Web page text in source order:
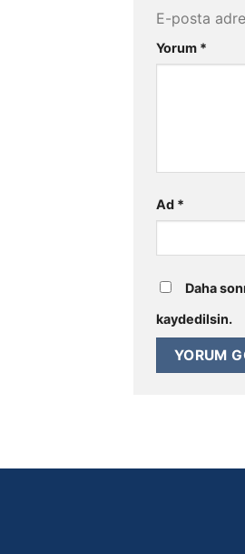
E-posta
Yorum *
Ad *
Daha
kaydedilsin.